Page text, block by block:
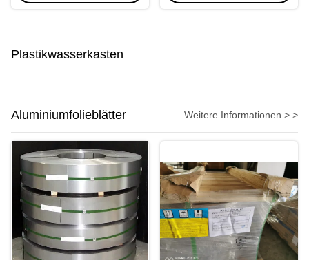
Plastikwasserkasten
Aluminiumfolieblätter Weitere Informationen > >